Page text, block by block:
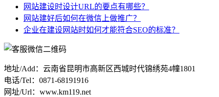
网站建设时设计URL的要点有哪些？
网站建好后如何在微信上做推广？
企业在建设网站时如何才能符合SEO的标准？
地址/Add：云南省昆明市高新区西城时代锦绣苑4幢1801
电话/Tel：0871-68191916
网址/Url：www.km119.net